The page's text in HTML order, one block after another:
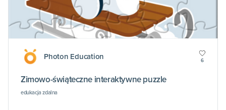
Photon Education 6
Zimowo-świąteczne interaktywne puzzle
edukacja zdalna